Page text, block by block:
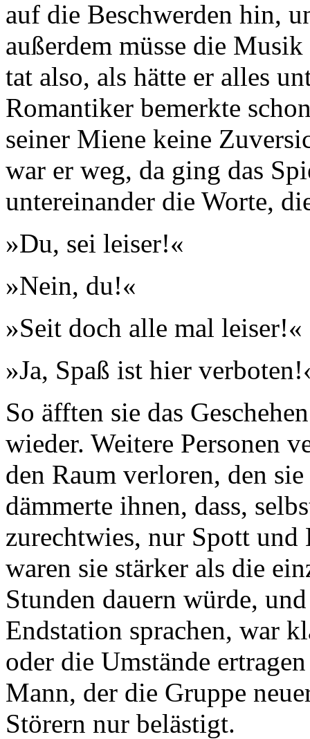
auf die Beschwerden hin,
außerdem müsse die
tat also, als hätte er alles
Romantiker bemerkte
seiner Miene keine
war er weg, da ging das
untereinander die Worte,
»Du, sei leiser!«
»Nein, du!«
»Seit doch alle mal leiser!«
»Ja, Spaß ist hier
So äfften sie das
wieder. Weitere Personen
den Raum verloren, den
dämmerte ihnen, dass,
zurechtwies, nur Spott
waren sie stärker als die
Stunden dauern würde,
Endstation sprachen, war
oder die Umstände
Mann, der die Gruppe
Störern nur belästigt.